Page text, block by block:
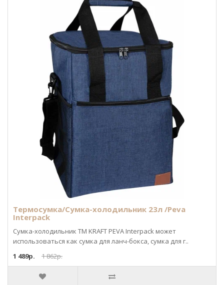
Термосумка/Сумка-холодильник 23л /Peva
Interpack
Сумка-холодильник ТМ KRAFT PEVA Interpack может
использоваться как сумка для ланч-бокса, сумка для г..
1 489р.
1 862р.